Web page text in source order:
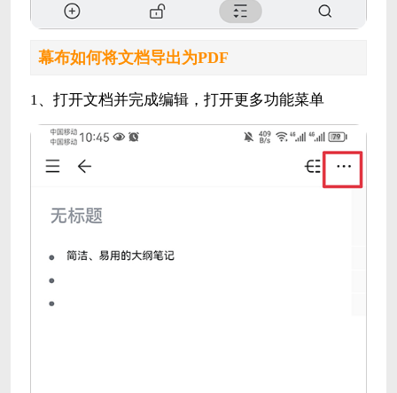
幕布如何将文档导出为PDF
1、打开文档并完成编辑，打开更多功能菜单